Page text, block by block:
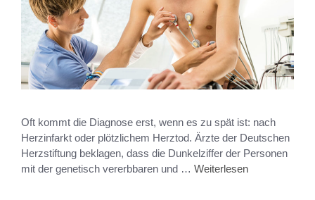
Oft kommt die Diagnose erst, wenn es zu spät ist: nach
Herzinfarkt oder plötzlichem Herztod. Ärzte der Deutschen
Herzstiftung beklagen, dass die Dunkelziffer der Personen
mit der genetisch vererbbaren und … Weiterlesen